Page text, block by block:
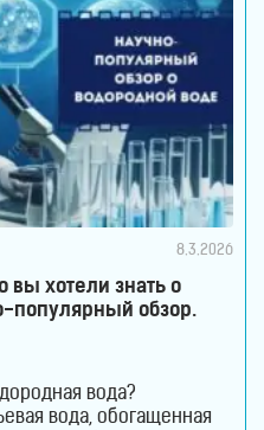
8.3.2026
вы хотели знать о
популярный обзор.
вода?
вода, обогащенная